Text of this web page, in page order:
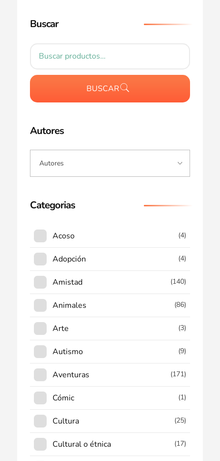
Buscar
BUSCAR
Autores
Categorias
Acoso (4)
Adopción (4)
Amistad (140)
Animales (86)
Arte (3)
Autismo (9)
Aventuras (171)
Cómic (1)
Cultura (25)
Cultural o étnica (17)